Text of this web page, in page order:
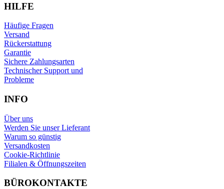
HILFE
Häufige Fragen
Versand
Rückerstattung
Garantie
Sichere Zahlungsarten
Technischer Support und
Probleme
INFO
Über uns
Werden Sie unser Lieferant
Warum so günstig
Versandkosten
Cookie-Richtlinie
Filialen & Öffnungszeiten
BÜROKONTAKTE